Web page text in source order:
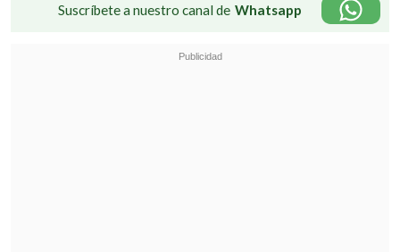
Suscríbete a nuestro canal de Whatsapp